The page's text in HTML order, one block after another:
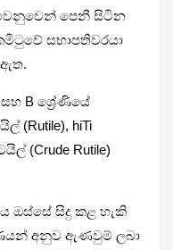
වෙනුවෙන් පෙනී සිටින
සභාපතිවරයා
ඇත.
B ශ්‍රේණියේ
(Rutile), hiTi
(Crude Rutile)
ඔස්සේ සිදු කළ හැකි
අනුව ඇණවුම් ලබා